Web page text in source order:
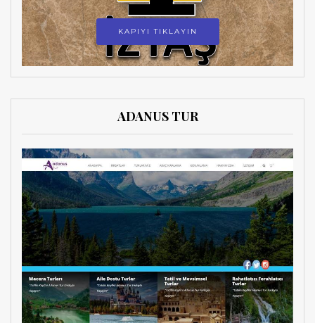
KAPIYI TIKLAYIN
ADANUS TUR